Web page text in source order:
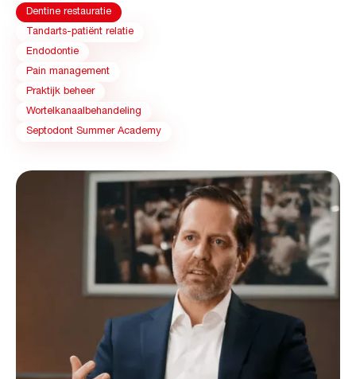
Dentine restauratie
Tandarts-patiënt relatie
Endodontie
Pain management
Praktijk beheer
Wortelkanaalbehandeling
Septodont Summer Academy